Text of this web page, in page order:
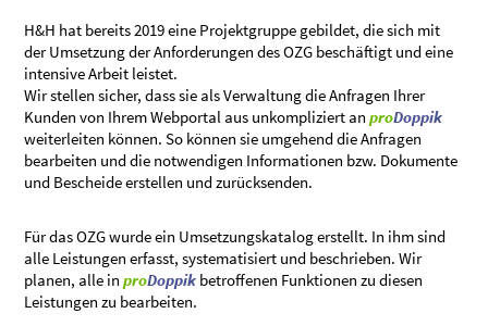
H&H hat bereits 2019 eine Projektgruppe gebildet, die sich mit
der Umsetzung der Anforderungen des OZG beschäftigt und eine
intensive Arbeit leistet.
Wir stellen sicher, dass sie als Verwaltung die Anfragen Ihrer
Kunden von Ihrem Webportal aus unkompliziert anproDoppik
weiterleiten können. So können sie umgehend die Anfragen
bearbeiten und die notwendigen Informationen bzw. Dokumente
und Bescheide erstellen und zurücksenden.
Für das OZG wurde ein Umsetzungskatalog erstellt. In ihm sind
alle Leistungen erfasst, systematisiert und beschrieben. Wir
planen, alle inproDoppik betroffenen Funktionen zu diesen
Leistungen zu bearbeiten.